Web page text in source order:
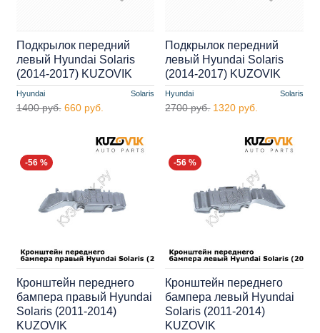
Hyundai Solaris
Подкрылок передний
левый Hyundai Solaris
(2014-2017) KUZOVIK
1400 руб. 660 руб.
Hyundai Solaris
Подкрылок передний
левый Hyundai Solaris
(2014-2017) KUZOVIK
2700 руб. 1320 руб.
-56 %
Кронштейн переднего
бампера правый Hyundai
Solaris (2011-2014)
KUZOVIK
-56 %
Кронштейн переднего
бампера левый Hyundai
Solaris (2011-2014)
KUZOVIK